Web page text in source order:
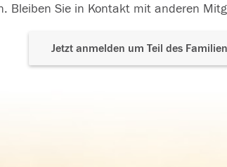
Bleiben Sie in Kontakt mit anderen
Jetzt anmelden um Teil des